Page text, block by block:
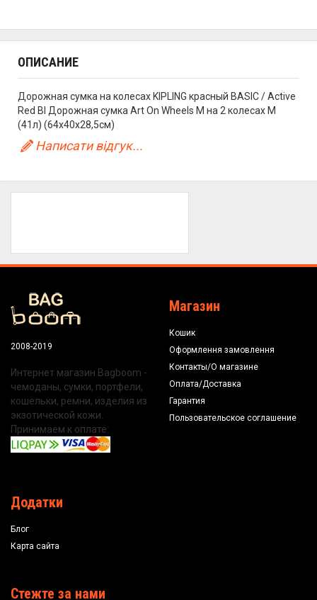
ОПИСАНИЕ
Дорожная сумка на колесах KIPLING красный BASIC / Active
Red Bl Дорожная сумка Art On Wheels M на 2 колесах M
(41л) (64x40x28,5см)
Написати відгук...
2008-2019
Интернет магазин Bagboom -
чемоданы, сумки, портфели,
кошельки, ремни, изделия из
экзотической кожи.
Принимаем к оплате:
Магазин
Кошик
Оформлення замовлення
Контакты/О магазине
Оплата/Доставка
Гарантия
Пользовательское соглашение
Додатки
Блог
Карта сайта
Стежте за нами